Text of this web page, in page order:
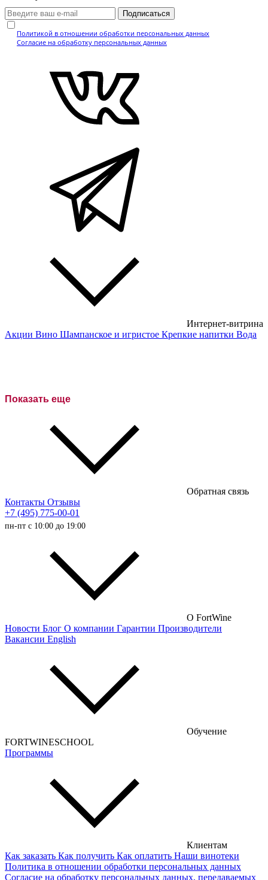
Подписаться
Политикой в отношении обработки персональных данных
Согласие на обработку персональных данных
Интернет-витрина
Акции Вино Шампанское и игристое Крепкие напитки Вода
Полусухие вина
Полусладкие вина
Итальянские вина
Испанские вина
Немецкие вина
Австрийские вина
Чилийские вина
Португальские вина
Аргентинские вина
Армянские вина
Американские вина
Грузинские вина
Сирийские вина
Показать еще
Обратная связь
Контакты Отзывы
+7 (495) 775-00-01
пн-пт с 10:00 до 19:00
О FortWine
Новости Блог О компании Гарантии Производители
Вакансии English
Обучение
FORTWINESCHOOL
Программы
Клиентам
Как заказать Как получить Как оплатить Наши винотеки
Политика в отношении обработки персональных данных
Согласие на обработку персональных данных, передаваемых